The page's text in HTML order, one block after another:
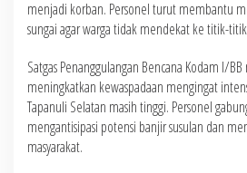
menjadi korban. Personel turut membantu
sungai agar warga tidak mendekat ke titik-
Satgas Penanggulangan Bencana Kodam I/
meningkatkan kewaspadaan mengingat
Tapanuli Selatan masih tinggi. Personel
mengantisipasi potensi banjir susulan dan
masyarakat.